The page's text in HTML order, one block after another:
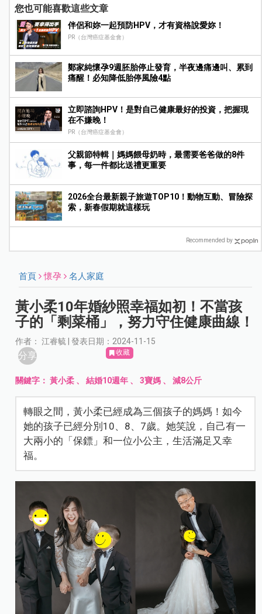
您也可能喜歡這些文章
伴侶和妳一起預防HPV，才有資格說愛妳！
PR（台灣癌症基金會）
鄭家純懷孕9週胚胎停止發育，半夜邊痛邊叫、累到
痛醒！必知降低胎停風險4點
立即諮詢HPV！是對自己健康最好的投資，把握現
在不嫌晚！
PR（台灣癌症基金會）
父親節特輯｜媽媽餵母奶時，最需要爸爸做的8件
事，每一件都比送禮更重要
2026全台最新親子旅遊TOP10！動物互動、冒險探
索，新春假期就這樣玩
Recommended by
首頁 懷孕 名人家庭
黃小柔10年婚紗照幸福如初！不當孩
子的「剩菜桶」，努力守住健康曲線！
作者： 江睿毓 | 發表日期：2024-11-15
分享 收藏
關鍵字：黃小柔 、結婚10週年 、3寶媽 、減8公斤
轉眼之間，黃小柔已經成為三個孩子的媽媽！如今
她的孩子已經分別10、8、7歲。她笑說，自己有一
大兩小的「保鏢」和一位小公主，生活滿足又幸
福。